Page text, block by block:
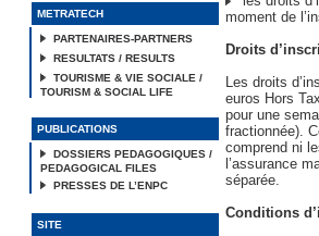
METRATECH
PARTENAIRES-PARTNERS
RESULTATS / RESULTS
TOURISME & VIE SOCIALE /
TOURISM & SOCIAL LIFE
PUBLICATIONS
DOSSIERS PEDAGOGIQUES /
PEDAGOGICAL FILES
PRESSES DE L’ENPC
SITE
moment de
Droits
Les droits
euros Hors
pour une
fractionnée).
comprend ni
l’assurance
séparée.
Conditions